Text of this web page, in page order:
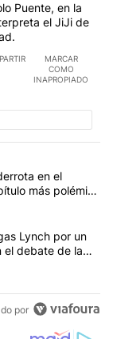
Puente, en la
el JiJi de
MARCAR
COMO
INAPROPIADO
en los
ante el
en el
más polémico
impugnó a
Lynch por un
el debate de la
por